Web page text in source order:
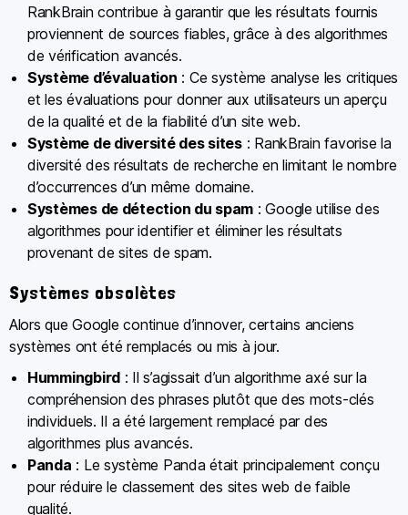
RankBrain contribue à garantir que les résultats fournis
proviennent de sources fiables, grâce à des algorithmes
de vérification avancés.
Système d’évaluation : Ce système analyse les critiques
et les évaluations pour donner aux utilisateurs un aperçu
de la qualité et de la fiabilité d’un site web.
Système de diversité des sites: RankBrain favorise la
diversité des résultats de recherche en limitant le nombre
d’occurrences d’un même domaine.
Systèmes de détection du spam : Google utilise des
algorithmes pour identifier et éliminer les résultats
provenant de sites de spam.
Systèmes obsolètes
Alors que Google continue d’innover, certains anciens
systèmes ont été remplacés ou mis à jour.
Hummingbird : Il s’agissait d’un algorithme axé sur la
compréhension des phrases plutôt que des mots-clés
individuels. Il a été largement remplacé par des
algorithmes plus avancés.
Panda : Le système Panda était principalement conçu
pour réduire le classement des sites web de faible
qualité.